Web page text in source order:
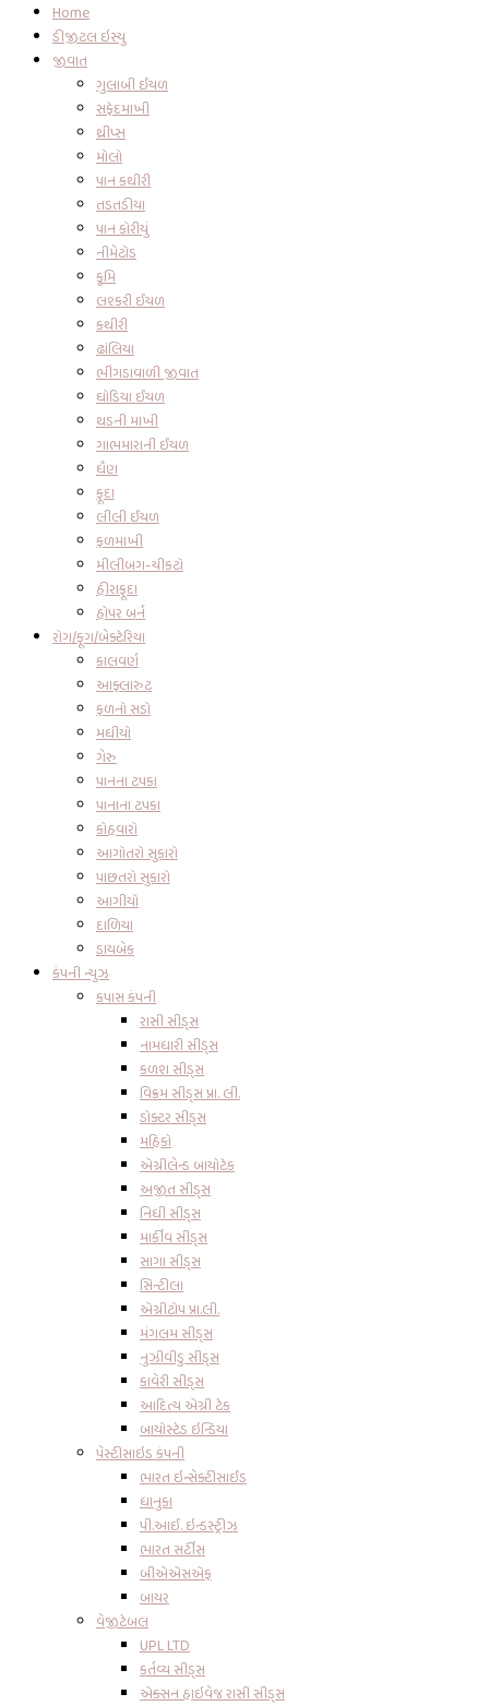
Home
ડીજીટલ ઇસ્યુ
જીવાત
ગુલાબી ઈયળ
સફેદમાખી
થ્રીપ્સ
મોલો
પાન કથીરી
તડતડીયા
પાન કોરીયું
નીમેટોડ
કૃમિ
લશ્કરી ઈયળ
કથીરી
ઢાંલિયા
ભીંગડાવાળી જીવાત
ઘોડિયા ઈયળ
થડની માખી
ગાભમારાની ઈયળ
ધૈણ
ફૂદા
લીલી ઈયળ
ફળમાખી
મીલીબગ-ચીકટો
હીરાફૂદા
હોપર બર્ન
રોગ/ફૂગ/બેક્ટેરિયા
કાલવર્ણ
આફ્લારુટ
ફળનો સડો
મધીયો
ગેરુ
પાનના ટપકા
પાનાના ટપકા
કોહવારો
આગોતરો સુકારો
પાછતરો સુકારો
આગીયો
દાળિયા
ડાયબેક
કંપની ન્યુઝ
કપાસ કંપની
રાસી સીડ્સ
નામધારી સીડ્સ
કળશ સીડ્સ
વિક્રમ સીડ્સ પ્રા. લી.
ડોક્ટર સીડ્સ
મહિકો
એગ્રીલેન્ડ બાયોટેક
અજીત સીડ્સ
નિધી સીડ્સ
માર્કીવ સીડ્સ
સાગા સીડ્સ
સિન્ટીલા
એગ્રીટોપ પ્રા.લી.
મંગલમ સીડ્સ
નુઝીવીડુ સીડ્સ
કાવેરી સીડ્સ
આદિત્ય એગ્રી ટેક
બાયોસ્ટેડ ઇન્ડિયા
પેસ્ટીસાઇડ કંપની
ભારત ઇન્સેક્ટીસાઈડ
ધાનુકા
પી.આઈ. ઇન્ડસ્ટ્રીઝ
ભારત સર્ટીસ
બીએએસએફ
બાયર
વેજીટેબલ
UPL LTD
કર્તવ્ય સીડ્સ
એક્સન હાઇવેજ રાસી સીડ્સ